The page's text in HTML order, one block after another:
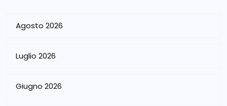
Agosto 2026
Luglio 2026
Giugno 2026